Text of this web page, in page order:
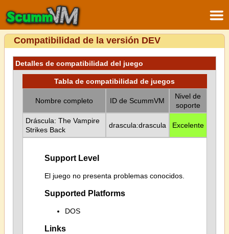
Compatibilidad de la versión DEV
Detalles de compatibilidad del juego
Tabla de compatibilidad de juegos
Nombre completo ID de ScummVM
Nivel de
soporte
Dráscula: The Vampire
Strikes Back
drascula:drascula Excelente
Support Level
El juego no presenta problemas conocidos.
Supported Platforms
DOS
Links